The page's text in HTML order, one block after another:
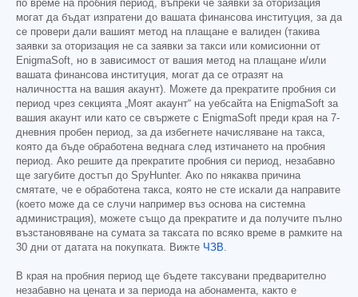
по време на пробния период, въпреки че заявки за оторизация
могат да бъдат изпратени до вашата финансова институция, за да
се провери дали вашият метод на плащане е валиден (такива
заявки за оторизация не са заявки за такси или комисионни от
EnigmaSoft, но в зависимост от вашия метод на плащане и/или
вашата финансова институция, могат да се отразят на
наличността на вашия акаунт). Можете да прекратите пробния си
период чрез секцията „Моят акаунт“ на уебсайта на EnigmaSoft за
вашия акаунт или като се свържете с EnigmaSoft преди края на 7-
дневния пробен период, за да избегнете начисляване на такса,
която да бъде обработена веднага след изтичането на пробния
период. Ако решите да прекратите пробния си период, незабавно
ще загубите достъп до SpyHunter. Ако по някаква причина
смятате, че е обработена такса, която не сте искали да направите
(което може да се случи например въз основа на системна
администрация), можете също да прекратите и да получите пълно
възстановяване на сумата за таксата по всяко време в рамките на
30 дни от датата на покупката. Вижте ЧЗВ
В края на пробния период ще бъдете таксувани предварително
незабавно на цената и за периода на абонамента, както е